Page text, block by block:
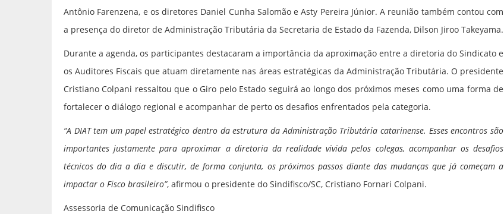
Antônio Farenzena, e os diretores Daniel Cunha Salomão e Asty Pereira Júnior. A reunião também contou com
a presença do diretor de Administração Tributária da Secretaria de Estado da Fazenda, Dilson Jiroo Takeyama.
Durante a agenda, os participantes destacaram a importância da aproximação entre a diretoria do Sindicato e
os Auditores Fiscais que atuam diretamente nas áreas estratégicas da Administração Tributária. O presidente
Cristiano Colpani ressaltou que o Giro pelo Estado seguirá ao longo dos próximos meses como uma forma de
fortalecer o diálogo regional e acompanhar de perto os desafios enfrentados pela categoria.
“A DIAT tem um papel estratégico dentro da estrutura da Administração Tributária catarinense. Esses encontros são
importantes justamente para aproximar a diretoria da realidade vivida pelos colegas, acompanhar os desafios
técnicos do dia a dia e discutir, de forma conjunta, os próximos passos diante das mudanças que já começam a
impactar o Fisco brasileiro”, afirmou o presidente do Sindifisco/SC, Cristiano Fornari Colpani.
Assessoria de Comunicação Sindifisco